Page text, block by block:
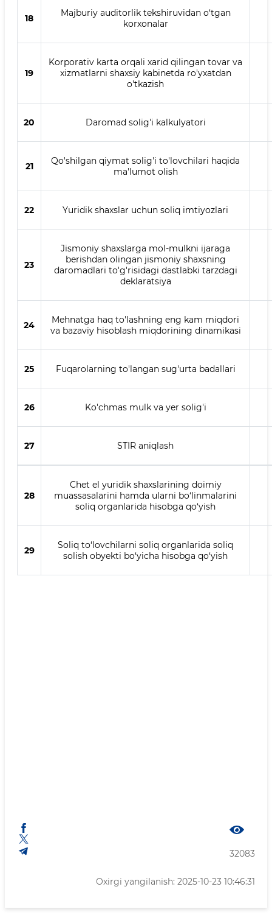
18
Majburiy auditorlik tekshiruvidan o‘tgan
korxonalar
19
Korporativ karta orqali xarid qilingan tovar va
xizmatlarni shaxsiy kabinetda ro'yxatdan
o'tkazish
20 Daromad solig'i kalkulyatori
21
Qo'shilgan qiymat solig'i to'lovchilari haqida
ma'lumot olish
22 Yuridik shaxslar uchun soliq imtiyozlari
23
Jismoniy shaxslarga mol-mulkni ijaraga
berishdan olingan jismoniy shaxsning
daromadlari to'g'risidagi dastlabki tarzdagi
deklaratsiya
24
Mehnatga haq to'lashning eng kam miqdori
va bazaviy hisoblash miqdorining dinamikasi
25 Fuqarolarning to'langan sug'urta badallari
26 Ko'chmas mulk va yer solig'i
27 STIR aniqlash
28
Chet el yuridik shaxslarining doimiy
muassasalarini hamda ularni bo‘linmalarini
soliq organlarida hisobga qo‘yish
29
Soliq to‘lovchilarni soliq organlarida soliq
solish obyekti bo‘yicha hisobga qo‘yish
32083
Oxirgi yangilanish: 2025-10-23 10:46:31